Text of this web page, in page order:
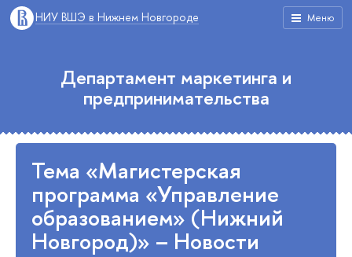
Меню
НИУ ВШЭ в Нижнем Новгороде
Департамент маркетинга и
предпринимательства
Тема «Магистерская
программа «Управление
образованием» (Нижний
Новгород)» – Новости